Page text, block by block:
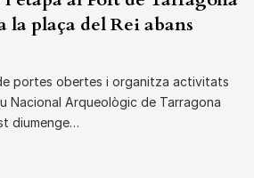
la plaça del Rei abans
portes obertes i organitza activitats
Nacional Arqueològic de Tarragona
diumenge…